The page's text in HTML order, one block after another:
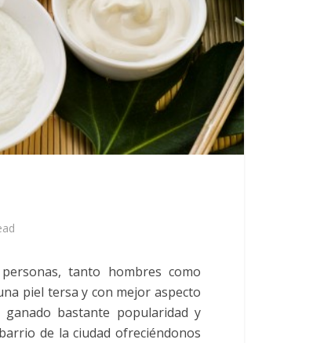
tanto hombres como
piel tersa y con mejor aspecto
ganado bastante popularidad y
de la ciudad ofreciéndonos